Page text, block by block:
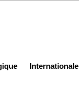
Internationale